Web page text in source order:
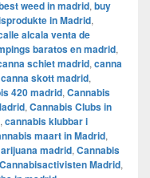
weed in madrid, buy
in Madrid,
alcala venta de
baratos en madrid,
schiet madrid, canna
canna skott madrid,
420 madrid, Cannabis
, Cannabis Clubs in
, cannabis klubbar i
maart in Madrid,
madrid, Cannabis
Cannabisactivisten Madrid,